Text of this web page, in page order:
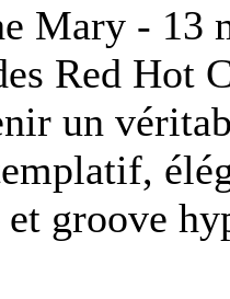
Mary - 13
Red Hot
un
groove